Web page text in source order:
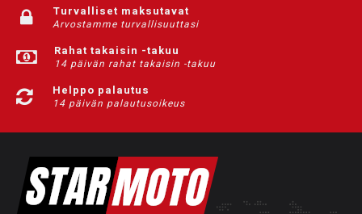
Turvalliset maksutavat
Arvostamme turvallisuuttasi
Rahat takaisin -takuu
14 päivän rahat takaisin -takuu
Helppo palautus
14 päivän palautusoikeus